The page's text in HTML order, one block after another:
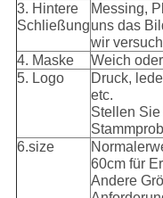
3. Hintere
Schließung
Messing,
uns das
wir
4. Maske
Weich
5. Logo
Druck,
etc.
Stellen
6.size
60cm für
Andere